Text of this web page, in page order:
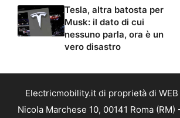
Tesla, altra batosta per
Musk: il dato di cui
nessuno parla, ora è un
vero disastro
Electricmobility.it di proprietà di
Nicola Marchese 10, 00141 Roma